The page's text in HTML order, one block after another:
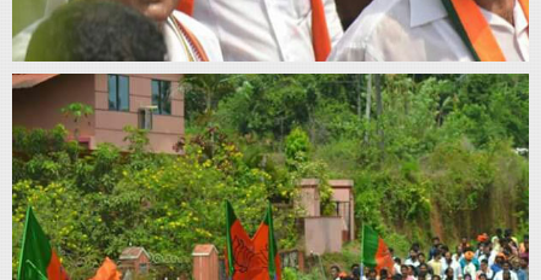
With
s
Contact